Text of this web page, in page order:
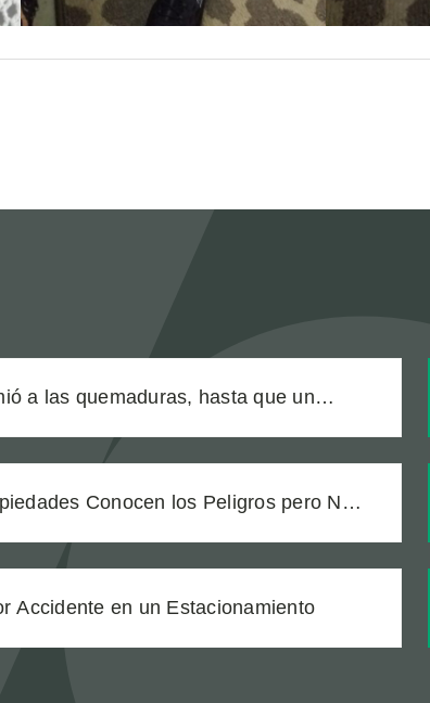
a las quemaduras, hasta que un
Conocen los Peligros pero No
Accidente en un Estacionamiento